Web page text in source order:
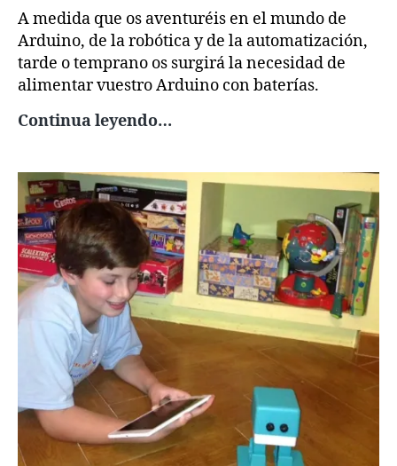
A medida que os aventuréis en el mundo de
Arduino, de la robótica y de la automatización,
tarde o temprano os surgirá la necesidad de
alimentar vuestro Arduino con baterías.
Continua leyendo…Opciones
Arduino
con
baterías